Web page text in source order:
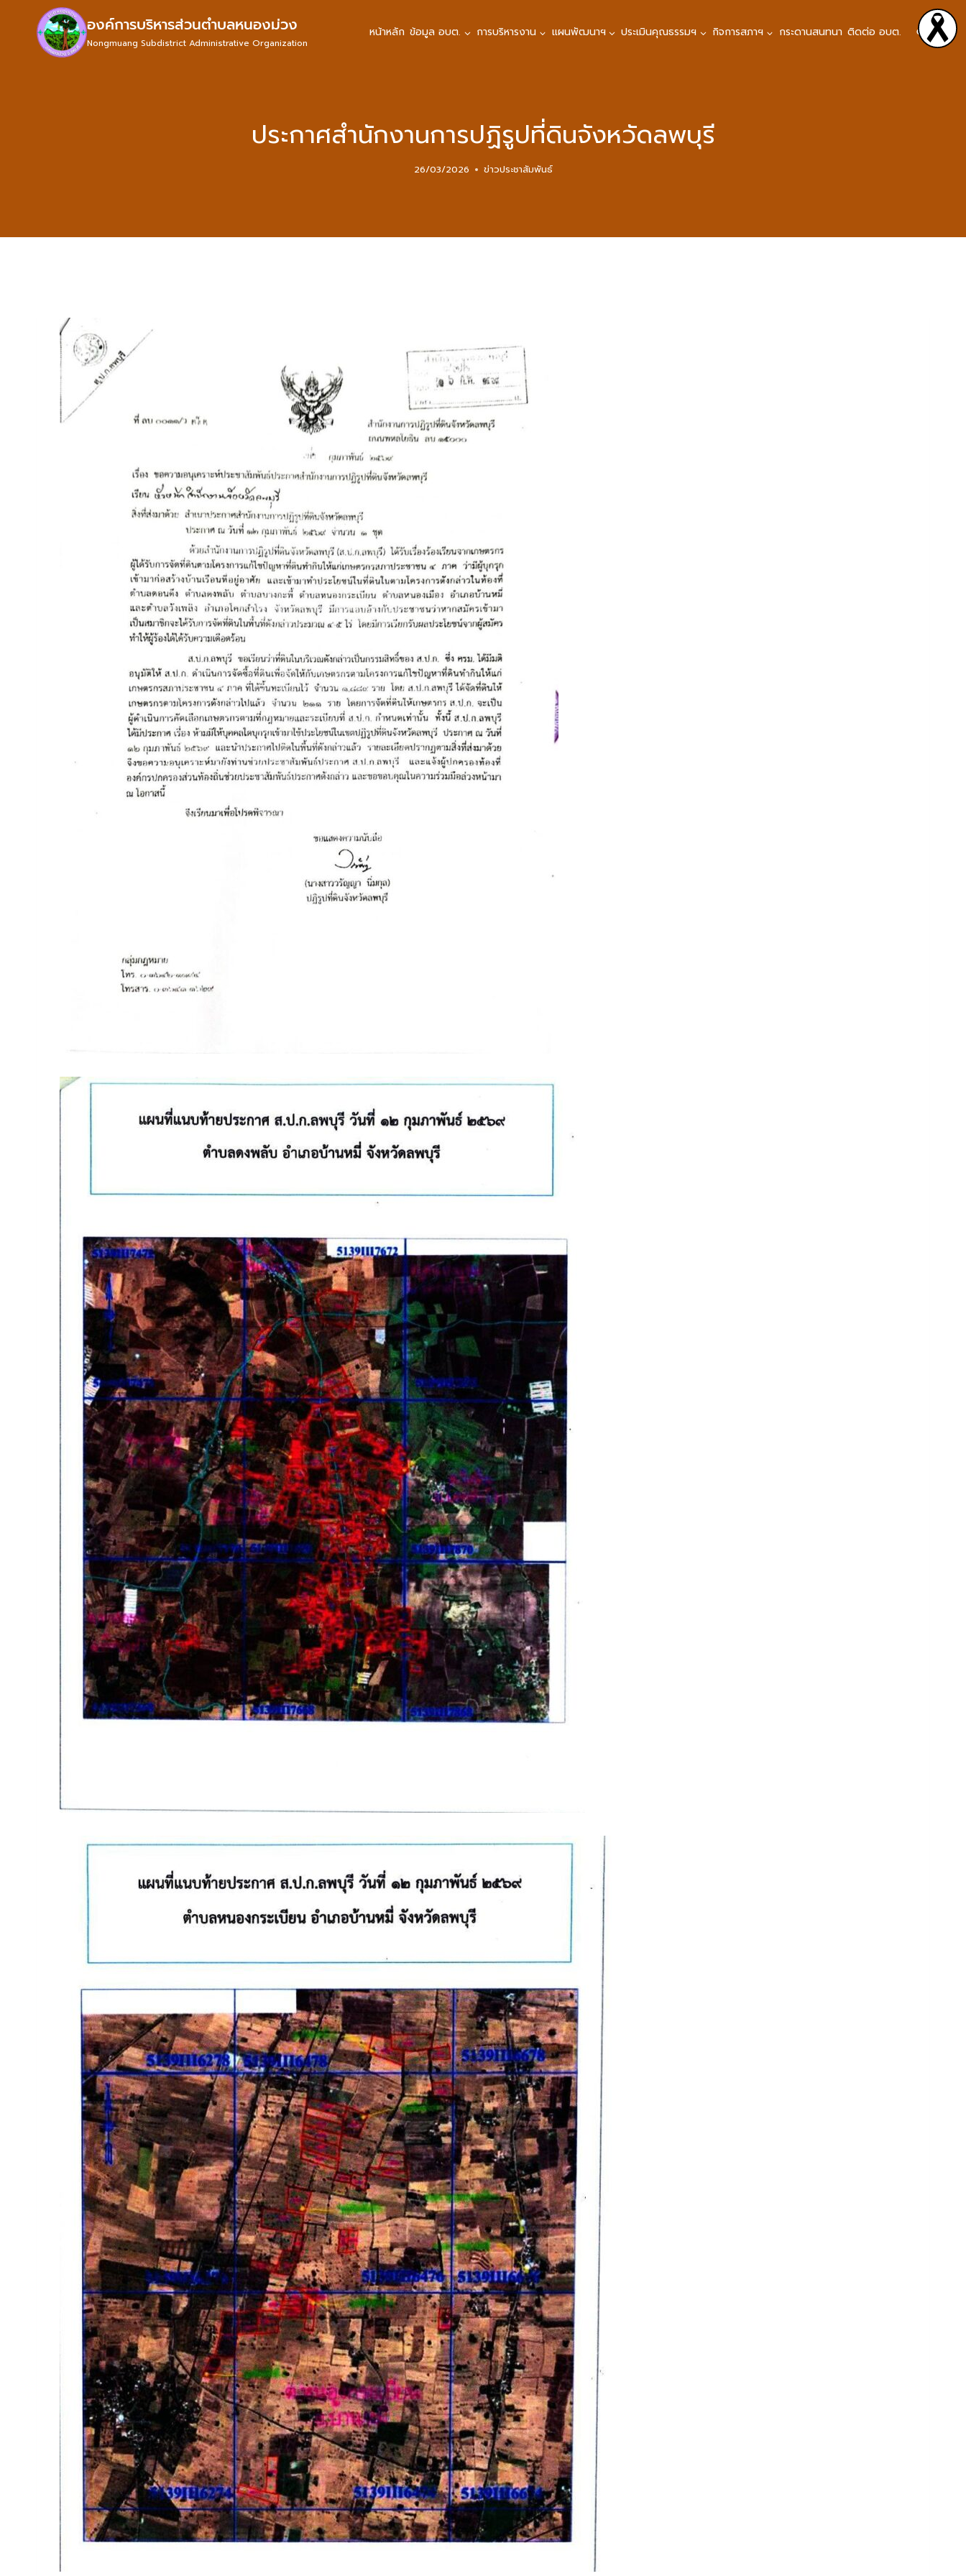
องค์การบริหารส่วนตำบลหนองม่วง
Nongmuang Subdistrict Administrative Organization
หน้าหลัก ข้อมูล อบต. การบริหารงาน แผนพัฒนาฯ ประเมินคุณธรรมฯ กิจการสภาฯ กระดานสนทนา ติดต่อ อบต.
ประกาศสำนักงานการปฏิรูปที่ดินจังหวัดลพบุรี
26/03/2026 ข่าวประชาสัมพันธ์